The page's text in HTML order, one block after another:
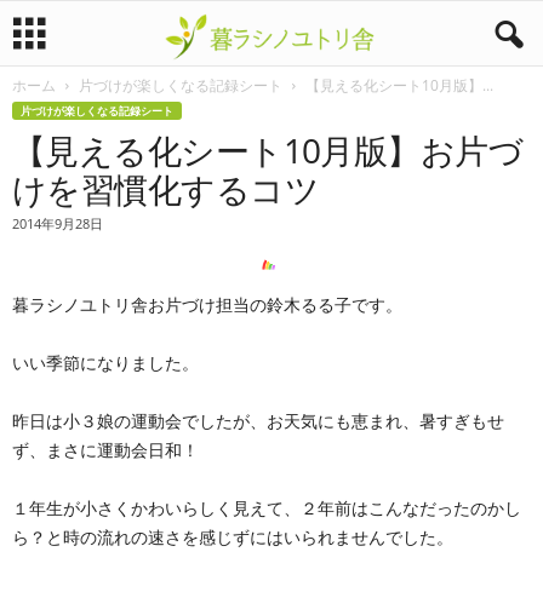
暮
ユ
ト
リ
ホーム 片づけが楽しくなる記録シート 【見える化シート10月版】...
片づけが楽しくなる記録シート
【見える化シート10月版】お片づ
けを習慣化するコツ
2014年9月28日
暮ラシノユトリ舎お片づけ担当の鈴木るる子です。
いい季節になりました。
昨日は小３娘の運動会でしたが、お天気にも恵まれ、暑すぎもせ
ず、まさに運動会日和！
１年生が小さくかわいらしく見えて、２年前はこんなだったのかし
ら？と時の流れの速さを感じずにはいられませんでした。